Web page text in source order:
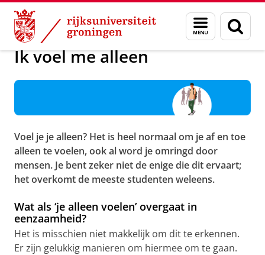
Skip
Content
Skip
Navigation
Menu
en
zoeken
Onderwijs Studentenwelzijn
Ik voel me alleen
Voel je je alleen? Het is heel normaal om je af en toe
alleen te voelen, ook al word je omringd door
mensen. Je bent zeker niet de enige die dit ervaart;
het overkomt de meeste studenten weleens.
Wat als ‘je alleen voelen’ overgaat in
eenzaamheid?
Het is misschien niet makkelijk om dit te erkennen.
Er zijn gelukkig manieren om hiermee om te gaan.